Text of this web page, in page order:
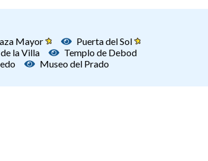
Mayor
Puerta del Sol
la Villa
Templo de Debod
Museo del Prado